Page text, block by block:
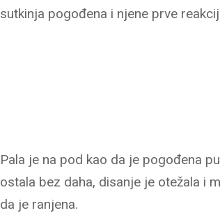
sutkinja pogođena i njene prve
Pala je na pod kao da je pogođena
ostala bez daha, disanje je otežala i
da je ranjena.